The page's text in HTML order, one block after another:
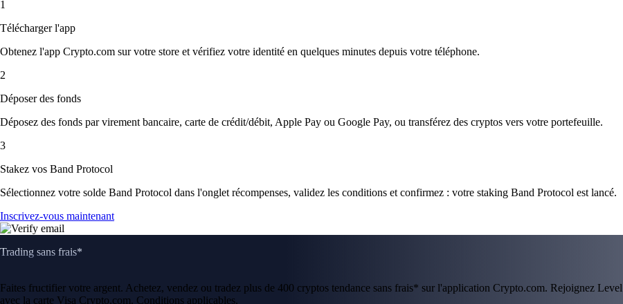
1
Télécharger l'app
Obtenez l'app Crypto.com sur votre store et vérifiez votre identité en quelques minutes depuis votre téléphone.
2
Déposer des fonds
Déposez des fonds par virement bancaire, carte de crédit/débit, Apple Pay ou Google Pay, ou transférez des cryptos vers votre portefeuille.
3
Stakez vos Band Protocol
Sélectionnez votre solde Band Protocol dans l'onglet récompenses, validez les conditions et confirmez : votre staking Band Protocol est lancé.
Inscrivez-vous maintenant
Trading sans frais*
Faites fructifier votre argent. Achetez, vendez ou tradez plus de 400 cryptos tendance sans frais* sur l'application Crypto.com. Rejoignez
avec la carte Visa Crypto.com. Conditions applicables.